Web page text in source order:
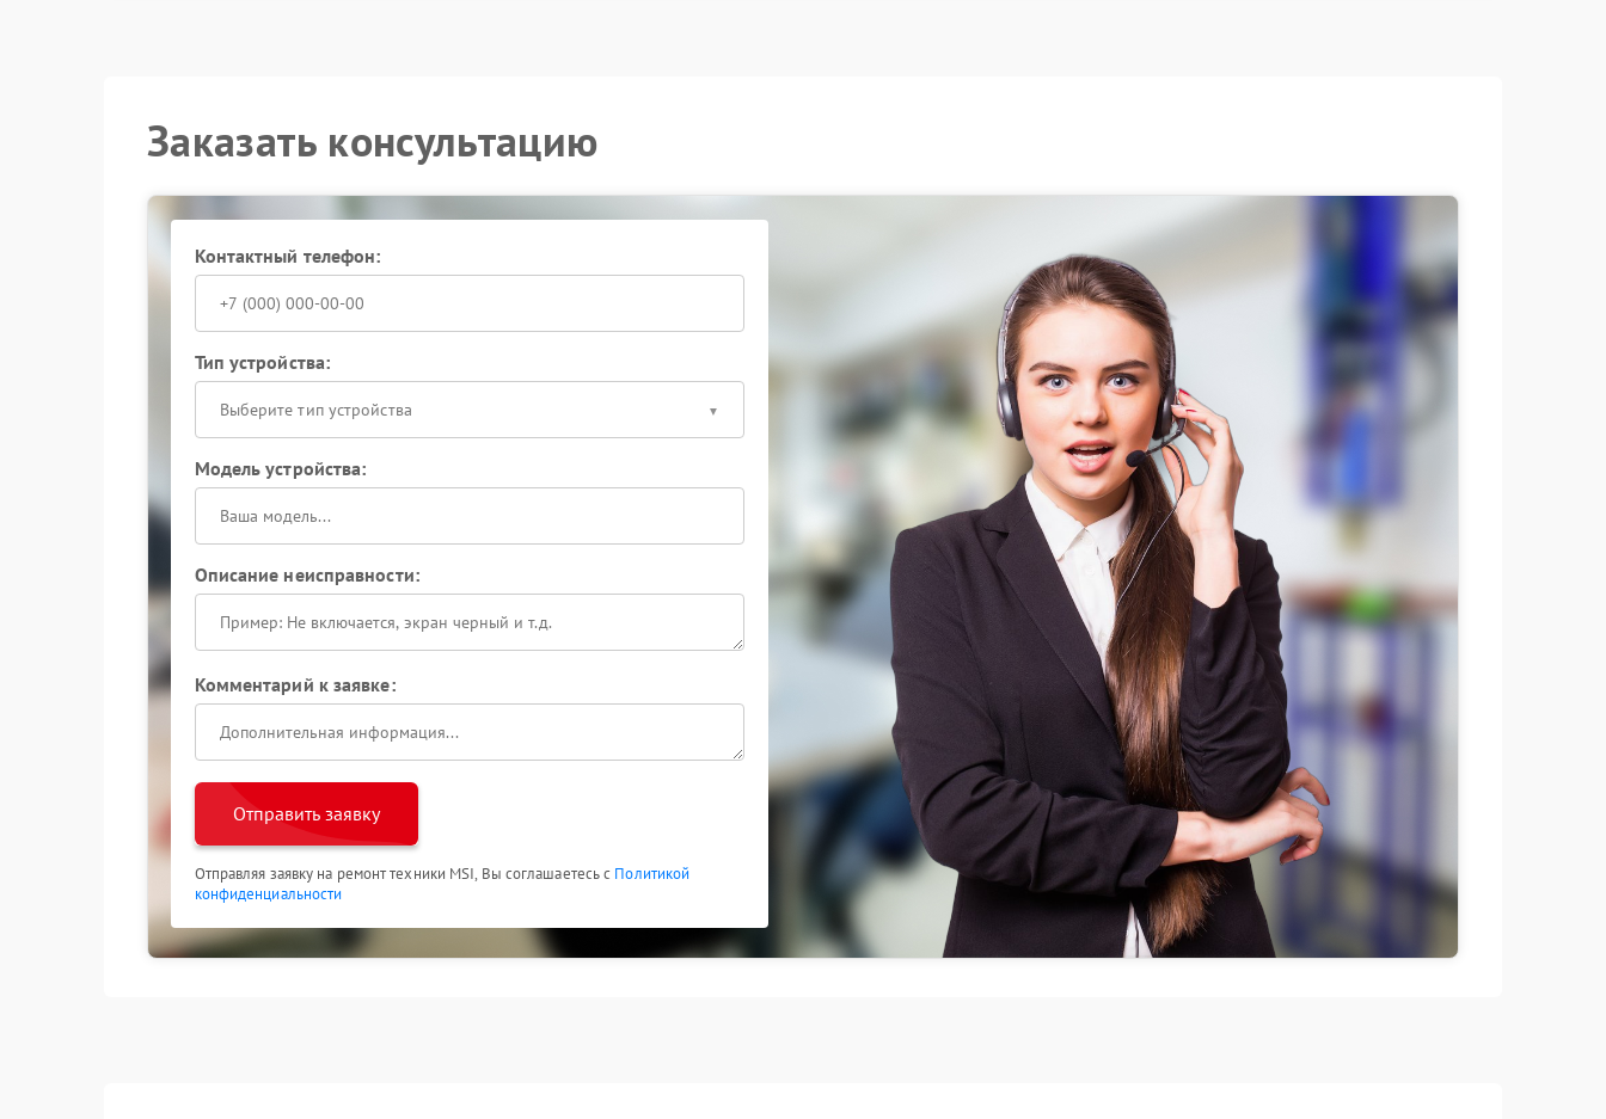
Заказать консультацию
Контактный телефон:
Тип устройства:
Выберите тип устройства
Модель устройства:
Описание неисправности:
Комментарий к заявке:
Отправить заявку
Отправляя заявку на ремонт техники MSI, Вы соглашаетесь с Политикой
конфиденциальности